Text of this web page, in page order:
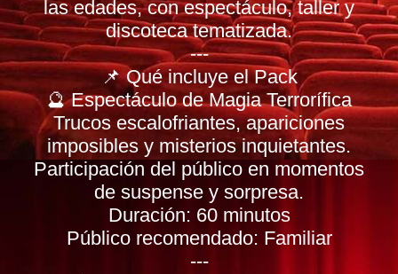
las edades, con espectáculo, taller y
discoteca tematizada.
---
📌 Qué incluye el Pack
🔮 Espectáculo de Magia Terrorífica
Trucos escalofriantes, apariciones
imposibles y misterios inquietantes.
Participación del público en momentos
de suspense y sorpresa.
Duración: 60 minutos
Público recomendado: Familiar
---